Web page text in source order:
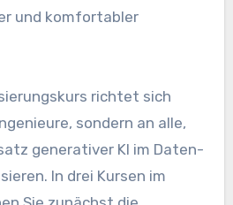
und komfortabler
richtet sich
sondern an alle,
generativer KI im Daten-
In drei Kursen im